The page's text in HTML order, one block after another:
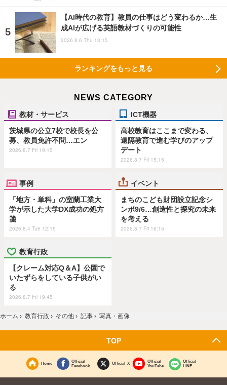
【AI時代の教育】教員の仕事はどう変わるか…生
成AIが広げる英語教材づくりの可能性
2026.8.6 Thu 13:15
ランキングをもっと見る
NEWS CATEGORY
教材・サービス
茨城県の公立7校で校長を公
募、教員免許不問…エン
2026.8.7 Fri 19:15
ICT機器
高校教育はここまで変わる、
遠隔教育で進む学びのアップ
デート
2026.8.7 Fri 15:15
事例
「地方・単科」の室蘭工業大
学が示した大学DX成功の処方
箋
2026.8.4 Tue 12:15
イベント
まちのこども財団設立記念シ
ンポ9/6…創造性と探究の未来
を考える
2026.8.7 Fri 16:15
教育行政
【クレーム対応Q＆A】公園で
いたずらをしている子供がい
る
2026.8.7 Fri 19:45
ホーム › 教育行政 › その他 › 記事 › 写真・画像
TOP
Home
Official
Facebook
Official X
Official
YouTube
Official
LINE